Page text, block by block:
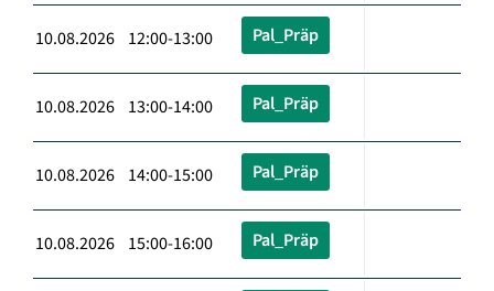
10.08.2026 12:00-13:00 Pal_Präp
10.08.2026 13:00-14:00 Pal_Präp
10.08.2026 14:00-15:00 Pal_Präp
10.08.2026 15:00-16:00 Pal_Präp